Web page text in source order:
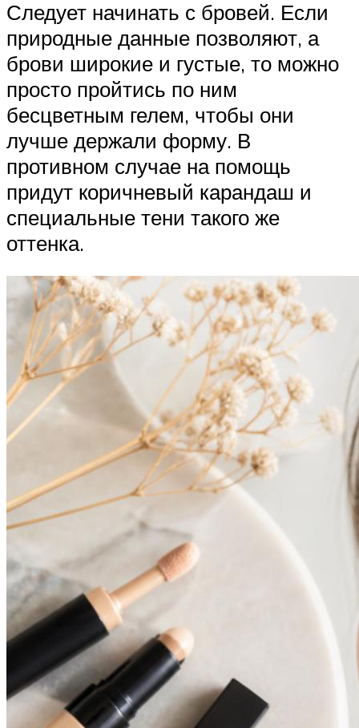
Следует начинать с бровей. Если
природные данные позволяют, а
брови широкие и густые, то можно
просто пройтись по ним
бесцветным гелем, чтобы они
лучше держали форму. В
противном случае на помощь
придут коричневый карандаш и
специальные тени такого же
оттенка.